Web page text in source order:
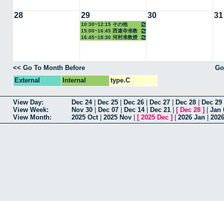
28 29
10:30~12:15 その他
15:00~16:45 西連寺准教
授
16:45~18:30 河村准教授
30 31
<< Go To Month Before
External
Internal type.C
View Day: Dec 24| Dec 25 Dec 26 Dec 27 Dec 28 Dec 29
View Week:
Nov 30 Dec 07 Dec 14| Dec 21 [ Dec 28 ]
Jan
View Month:
2025 Oct 2025 Nov [ 2025 Dec ] 2026 Jan